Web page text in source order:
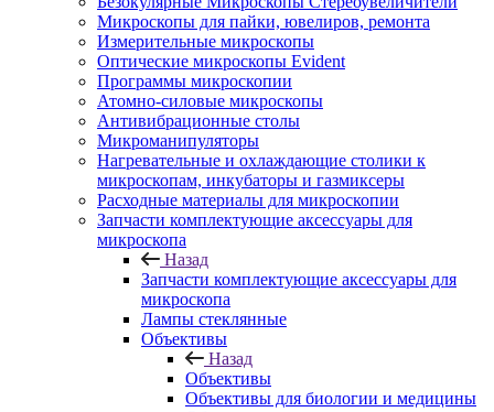
Микроскопы для пайки, ювелиров, ремонта
Измерительные микроскопы
Оптические микроскопы Evident
Программы микроскопии
Атомно-силовые микроскопы
Антивибрационные столы
Микроманипуляторы
Нагревательные и охлаждающие столики к
микроскопам, инкубаторы и газмиксеры
Расходные материалы для микроскопии
Запчасти комплектующие аксессуары для
микроскопа
Назад
Запчасти комплектующие аксессуары для
микроскопа
Лампы стеклянные
Объективы
Назад
Объективы
Объективы для биологии и медицины